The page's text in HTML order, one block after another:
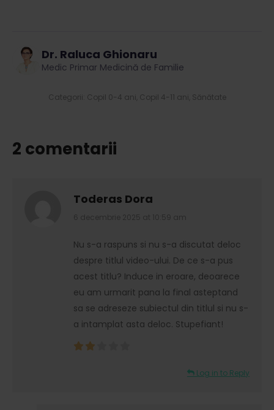
Dr. Raluca Ghionaru
Medic Primar Medicină de Familie
Categorii: Copil 0-4 ani Copil 4-11 ani Sănătate
2 comentarii
Toderas Dora
Nu s-a raspuns si nu s-a discutat deloc
despre titlul video-ului. De ce s-a pus
acest titlu? Induce in eroare, deoarece
eu am urmarit pana la final asteptand
sa se adreseze subiectul din titlul si nu s-
a intamplat asta deloc. Stupefiant!
Log in to Reply